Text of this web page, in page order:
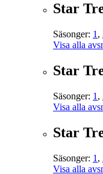
Star
Säsonger: 1 ,
Visa alla
Star
Säsonger: 1 ,
Visa alla
Star
Säsonger: 1 ,
Visa alla